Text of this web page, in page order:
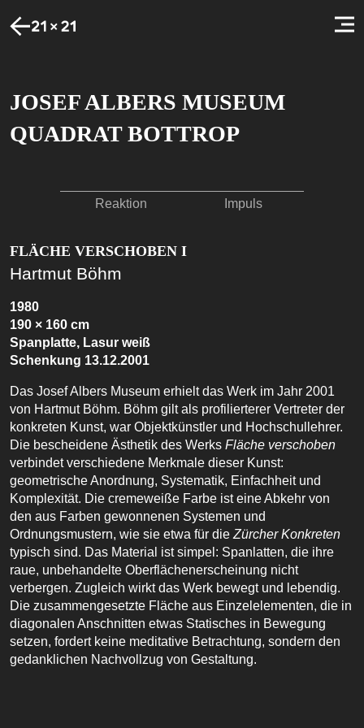
JOSEF ALBERS MUSEUM
QUADRAT BOTTROP
Reaktion Impuls
FLÄCHE VERSCHOBEN I
Hartmut Böhm
1980
190 × 160 cm
Spanplatte, Lasur weiß
Schenkung 13.12.2001
Das Josef Albers Museum erhielt das Werk im Jahr 2001
von Hartmut Böhm. Böhm gilt als profilierterer Vertreter der
konkreten Kunst, war Objektkünstler und Hochschullehrer.
Die bescheidene Ästhetik des Werks Fläche verschoben
verbindet verschiedene Merkmale dieser Kunst:
geometrische Anordnung, Systematik, Einfachheit und
Komplexität. Die cremeweiße Farbe ist eine Abkehr von
den aus Farben gewonnenen Systemen und
Ordnungsmustern, wie sie etwa für die Zürcher Konkreten
typisch sind. Das Material ist simpel: Spanlatten, die ihre
raue, unbehandelte Oberflächenerscheinung nicht
verbergen. Zugleich wirkt das Werk bewegt und lebendig.
Die zusammengesetzte Fläche aus Einzelelementen, die in
diagonalen Anschnitten etwas Statisches in Bewegung
setzen, fordert keine meditative Betrachtung, sondern den
gedanklichen Nachvollzug von Gestaltung.